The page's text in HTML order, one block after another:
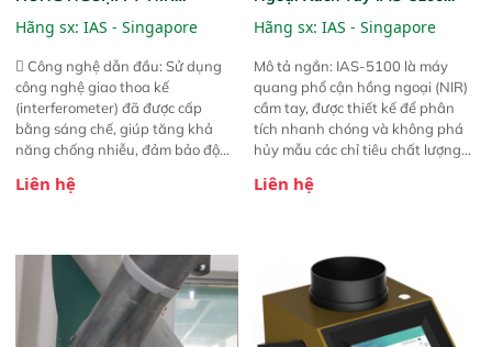
Analyzer Vista-R
Hãng sx: IAS - Singapore
 Công nghệ dẫn đầu: Sử dụng
công nghệ giao thoa kế
(interferometer) đã được cấp
bằng sáng chế, giúp tăng khả
năng chống nhiễu, đảm bảo độ
Phạm vi ứng dụng rộng: Đáp ứng
ngành công nghiệp khác nhau. 
Độ nhạy cao: Trang bị đầu dò
InGaAs độ nhạy cao, cung cấp
phản hồi phổ tuyến tính đầy đủ,
đảm bảo độ chính xác và khả
Liên hệ
(Portable NIR Analyzer)
Hãng sx: IAS - Singapore
Mô tả ngắn: IAS-5100 là máy
quang phổ cận hồng ngoại (NIR)
cầm tay, được thiết kế để phân
tích nhanh chóng và không phá
hủy mẫu các chỉ tiêu chất lượng
Thiết bị linh hoạt cho nhiều kịch
trực tiếp ngoài đồng ruộng.
Liên hệ